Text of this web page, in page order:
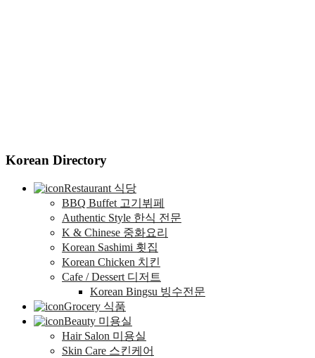
Korean Directory
Restaurant 식당
BBQ Buffet 고기뷔페
Authentic Style 한식 전문
K & Chinese 중화요리
Korean Sashimi 횟집
Korean Chicken 치킨
Cafe / Dessert 디저트
Korean Bingsu 빙수전문
Grocery 식품
Beauty 미용실
Hair Salon 미용실
Skin Care 스킨케어